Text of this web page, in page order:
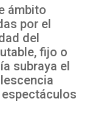
ámbito
por el
del
fijo o
subraya el